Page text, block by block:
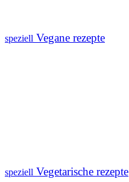
speziell Vegane rezepte
speziell Vegetarische rezepte